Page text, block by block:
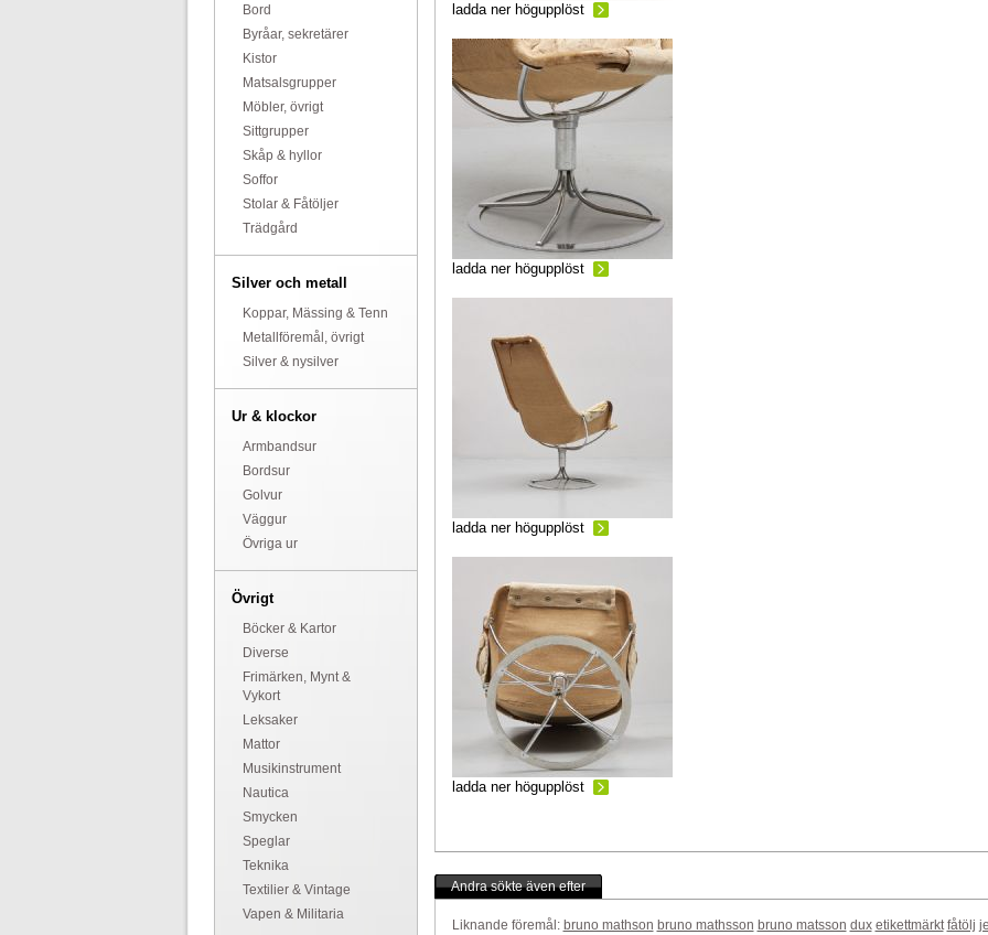
Bord
Byråar, sekretärer
Kistor
Matsalsgrupper
Möbler, övrigt
Sittgrupper
Skåp & hyllor
Soffor
Stolar & Fåtöljer
Trädgård
Silver och metall
Koppar, Mässing & Tenn
Metallföremål, övrigt
Silver & nysilver
Ur & klockor
Armbandsur
Bordsur
Golvur
Väggur
Övriga ur
Övrigt
Böcker & Kartor
Diverse
Frimärken, Mynt &
Vykort
Leksaker
Mattor
Musikinstrument
Nautica
Smycken
Speglar
Teknika
Textilier & Vintage
Vapen & Militaria
ladda ner högupplöst
ladda ner högupplöst
ladda ner högupplöst
ladda ner högupplöst
Andra sökte även efter
Liknande föremål: bruno mathson bruno mathsson bruno matsson dux etikettmärkt fåtölj